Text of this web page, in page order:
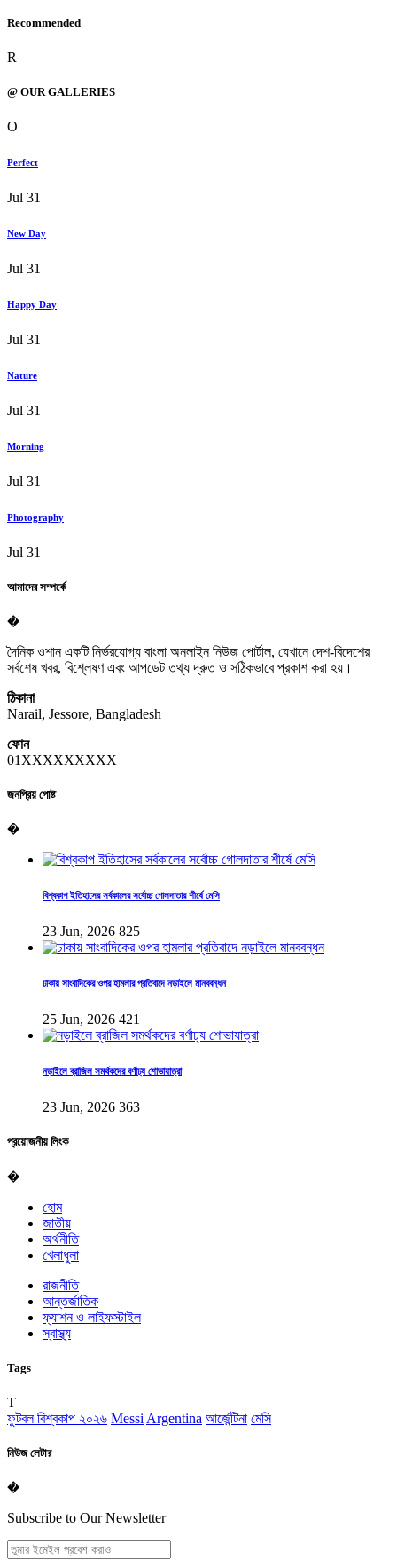
Recommended
R
@ OUR GALLERIES
O
Perfect
Jul 31
New Day
Jul 31
Happy Day
Jul 31
Nature
Jul 31
Morning
Jul 31
Photography
Jul 31
আমাদের সম্পর্কে
�
দৈনিক ওশান একটি নির্ভরযোগ্য বাংলা অনলাইন নিউজ পোর্টাল, যেখানে দেশ-বিদেশের
সর্বশেষ খবর, বিশ্লেষণ এবং আপডেট তথ্য দ্রুত ও সঠিকভাবে প্রকাশ করা হয়।
ঠিকানা
Narail, Jessore, Bangladesh
ফোন
01XXXXXXXXX
জনপ্রিয় পোষ্ট
�
বিশ্বকাপ ইতিহাসের সর্বকালের সর্বোচ্চ গোলদাতার শীর্ষে মেসি
23 Jun, 2026 825
ঢাকায় সাংবাদিকের ওপর হামলার প্রতিবাদে নড়াইলে মানববন্ধন
25 Jun, 2026 421
নড়াইলে ব্রাজিল সমর্থকদের বর্ণাঢ্য শোভাযাত্রা
23 Jun, 2026 363
প্রয়োজনীয় লিংক
�
হোম
জাতীয়
অর্থনীতি
খেলাধুলা
রাজনীতি
আন্তর্জাতিক
ফ্যাশন ও লাইফস্টাইল
স্বাস্থ্য
Tags
T
ফুটবল বিশ্বকাপ ২০২৬ Messi Argentina আর্জেন্টিনা মেসি
নিউজ লেটার
�
Subscribe to Our Newsletter